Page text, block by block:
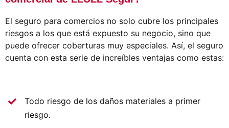
El seguro para comercios no solo cubre los principales
riesgos a los que está expuesto su negocio, sino que
puede ofrecer coberturas muy especiales. Así, el seguro
cuenta con esta serie de increíbles ventajas como estas:
Todo riesgo de los daños materiales a primer
riesgo.